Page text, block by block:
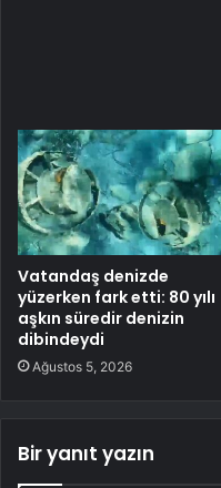
Vatandaş denizde
yüzerken fark etti: 80 yılı
aşkın süredir denizin
dibindeydi
Ağustos 5, 2026
Bir yanıt yazın